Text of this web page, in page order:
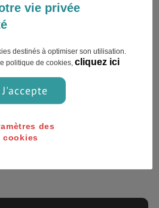
des taxis"
vie privée
destinés à optimiser son utilisation.
politique de cookies,cliquez ici
J'accepte
des
cookies